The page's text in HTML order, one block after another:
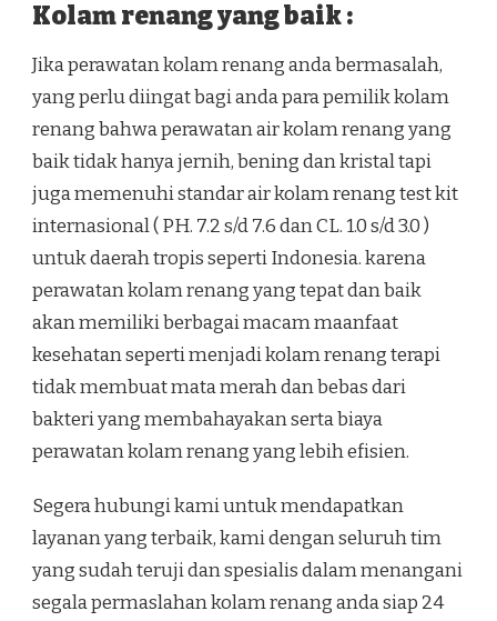
Kolam renang yang baik :
Jika perawatan kolam renang anda bermasalah,
yang perlu diingat bagi anda para pemilik kolam
renang bahwa perawatan air kolam renang yang
baik tidak hanya jernih, bening dan kristal tapi
juga memenuhi standar air kolam renang test kit
internasional ( PH. 7.2 s/d 7.6 dan CL. 1.0 s/d 3.0 )
untuk daerah tropis seperti Indonesia. karena
perawatan kolam renang yang tepat dan baik
akan memiliki berbagai macam maanfaat
kesehatan seperti menjadi kolam renang terapi
tidak membuat mata merah dan bebas dari
bakteri yang membahayakan serta biaya
perawatan kolam renang yang lebih efisien.
Segera hubungi kami untuk mendapatkan
layanan yang terbaik, kami dengan seluruh tim
yang sudah teruji dan spesialis dalam menangani
segala permaslahan kolam renang anda siap 24